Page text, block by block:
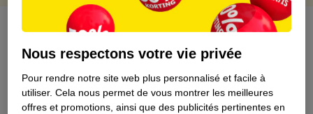
À propos de ce produit
Informations relatives au produit
Informations figurant sur l'étiquette
Nous respectons votre vie privée
Pour rendre notre site web plus personnalisé et facile à
utiliser. Cela nous permet de vous montrer les meilleures
offres et promotions, ainsi que des publicités pertinentes en